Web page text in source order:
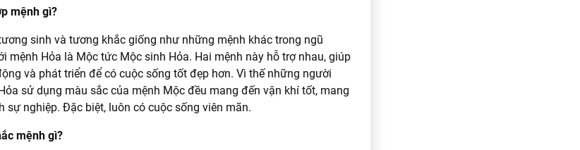
mệnh gì?
sinh và tương khắc giống như những mệnh khác trong ngũ
mệnh Hỏa là Mộc tức Mộc sinh Hỏa. Hai mệnh này hỗ trợ nhau, giúp
và phát triển để có cuộc sống tốt đẹp hơn. Vì thế những người
sử dụng màu sắc của mệnh Mộc đều mang đến vận khí tốt, mang
sự nghiệp. Đặc biệt, luôn có cuộc sống viên mãn.
mệnh gì?